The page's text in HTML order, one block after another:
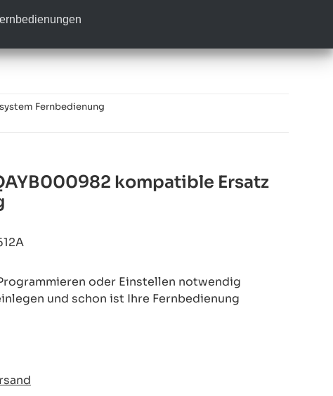
Fernbedienung
kompatible Ersatz
oder Einstellen notwendig
und schon ist Ihre Fernbedienung